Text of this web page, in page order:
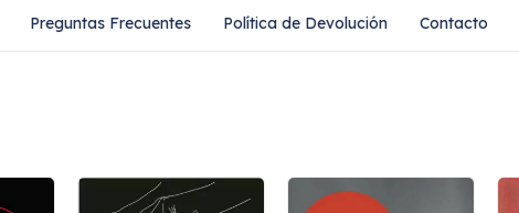
Preguntas Frecuentes Política de Devolución Contacto